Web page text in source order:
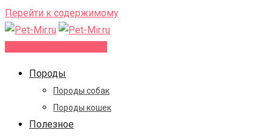
Перейти к содержимому
Породы
Породы собак
Породы кошек
Полезное